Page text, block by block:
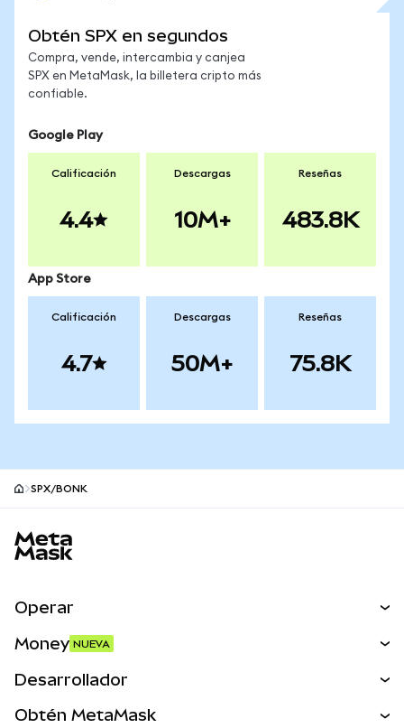
Obtén SPX en segundos
Compra, vende, intercambia y canjea
SPX en MetaMask, la billetera cripto más
confiable.
Google Play
Calificación
4.4
Descargas
10M+
Reseñas
483.8K
App Store
Calificación
4.7
Descargas
50M+
Reseñas
75.8K
SPX/BONK
Operar
Activos del mundo real
Money NUEVA
Desarrollador
Obtén MetaMask